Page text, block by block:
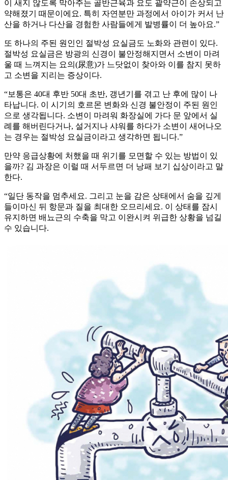
이 새지 않도록 막아주는 골반근육과 요도 괄약근이 손상되고
약해졌기 때문이에요. 특히 자연분만 과정에서 아이가 커서 난
산을 하거나 다산을 경험한 사람들에게 발병률이 더 높아요.”
또 하나의 주된 원인인 절박성 요실금도 노화와 관련이 있다.
절박성 요실금은 방광의 신경이 불안정해지면서 소변이 마려
울 때 느껴지는 요의(尿意)가 느닷없이 찾아와 이를 참지 못하
고 소변을 지리는 증상이다.
“보통은 40대 후반 50대 초반, 갱년기를 겪고 난 후에 많이 나
타납니다. 이 시기의 호르몬 변화와 신경 불안정이 주된 원인
으로 생각됩니다. 소변이 마려워 화장실에 가다 문 앞에서 실
례를 해버린다거나, 설거지나 샤워를 하다가 소변이 새어나오
는 경우는 절박성 요실금이라고 생각하면 됩니다.”
만약 응급상황에 처했을 때 위기를 모면할 수 있는 방법이 있
을까? 김 과장은 이럴 때 서두르면 더 낭패 보기 십상이라고 말
한다.
“일단 동작을 멈추세요. 그리고 눈을 감은 상태에서 숨을 깊게
들이마신 뒤 항문과 질을 최대한 오므리세요. 이 상태를 잠시
유지하면 배뇨근의 수축을 막고 이완시켜 위급한 상황을 넘길
수 있습니다.